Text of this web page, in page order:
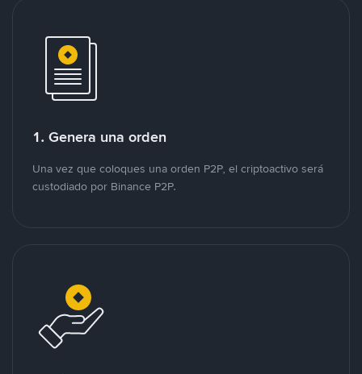
1. Genera una orden
Una vez que coloques una orden P2P, el criptoactivo será
custodiado por Binance P2P.